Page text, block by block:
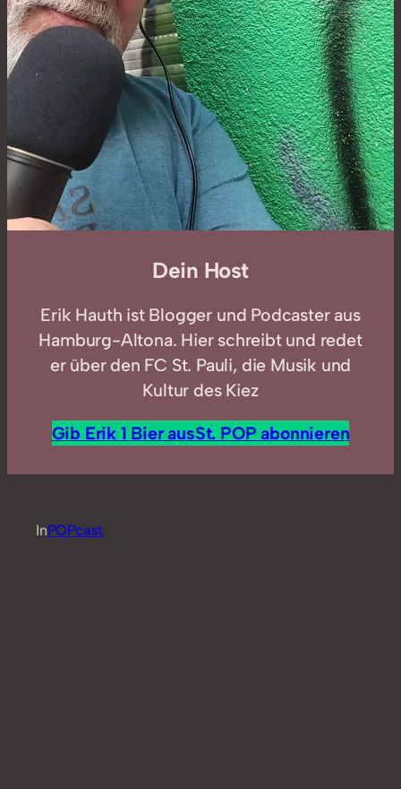
Dein Host
Erik Hauth ist Blogger und Podcaster aus
Hamburg-Altona. Hier schreibt und redet
er über den FC St. Pauli, die Musik und
Kultur des Kiez
Gib Erik 1 Bier ausSt. POP abonnieren
InPOPcast